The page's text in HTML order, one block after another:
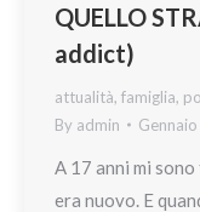
QUELLO
addict)
attualità, famiglia,
By admin
A 17 anni mi
era nuovo. E